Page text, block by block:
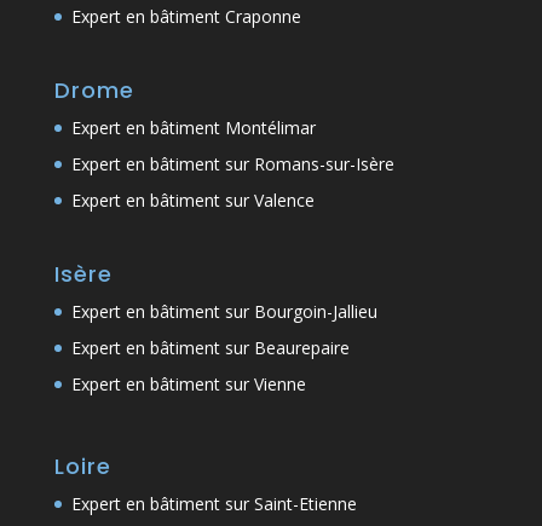
Expert en bâtiment Craponne
Drome
Expert en bâtiment Montélimar
Expert en bâtiment sur Romans-sur-Isère
Expert en bâtiment sur Valence
Isère
Expert en bâtiment sur Bourgoin-Jallieu
Expert en bâtiment sur Beaurepaire
Expert en bâtiment sur Vienne
Loire
Expert en bâtiment sur Saint-Etienne